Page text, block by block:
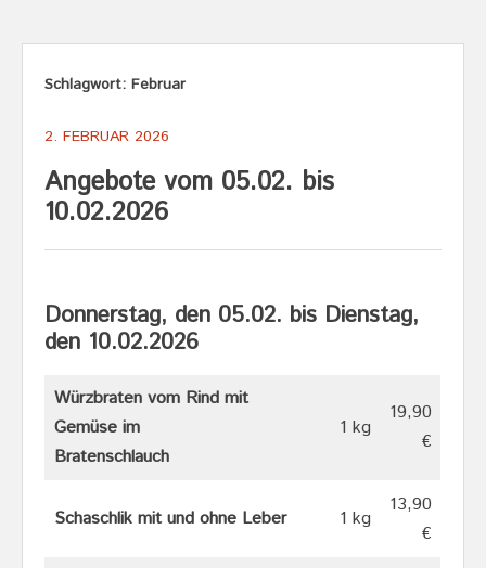
Schlagwort: Februar
2. FEBRUAR 2026
Angebote vom 05.02. bis
10.02.2026
Donnerstag, den 05.02. bis Dienstag,
den 10.02.2026
Würzbraten vom Rind mit
Gemüse im
Bratenschlauch
1 kg
19,90
€
Schaschlik mit und ohne Leber 1 kg
13,90
€